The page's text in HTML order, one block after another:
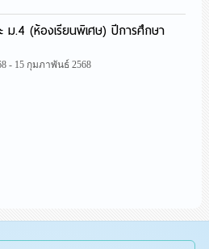
ม.4 (ห้องเรียนพิเศษ) ปีการศึกษา
- 15 กุมภาพันธ์ 2568